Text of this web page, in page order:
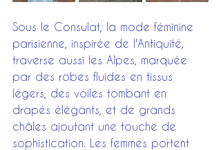
Sous le Consulat, la mode féminine
parisienne, inspirée de l'Antiquité,
traverse aussi les Alpes, marquée
par des robes fluides en tissus
légers, des voiles tombant en
drapés élégants, et de grands
châles ajoutant une touche de
sophistication. Les femmes portent